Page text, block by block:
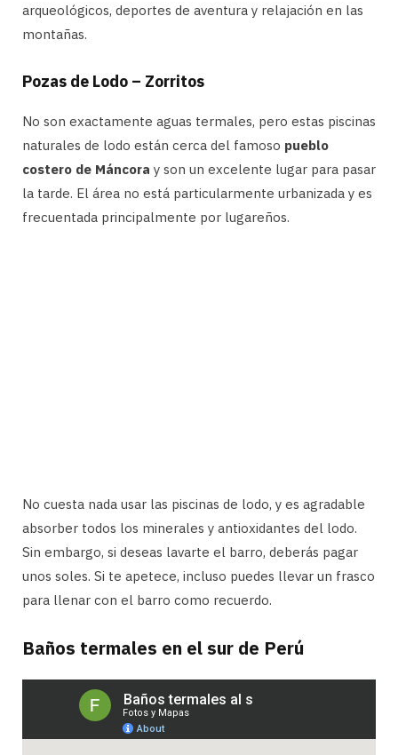
arqueológicos, deportes de aventura y relajación en las
montañas.
Pozas de Lodo – Zorritos
No son exactamente aguas termales, pero estas piscinas
naturales de lodo están cerca del famoso pueblo
costero de Máncora y son un excelente lugar para pasar
la tarde. El área no está particularmente urbanizada y es
frecuentada principalmente por lugareños.
No cuesta nada usar las piscinas de lodo, y es agradable
absorber todos los minerales y antioxidantes del lodo.
Sin embargo, si deseas lavarte el barro, deberás pagar
unos soles. Si te apetece, incluso puedes llevar un frasco
para llenar con el barro como recuerdo.
Baños termales en el sur de Perú